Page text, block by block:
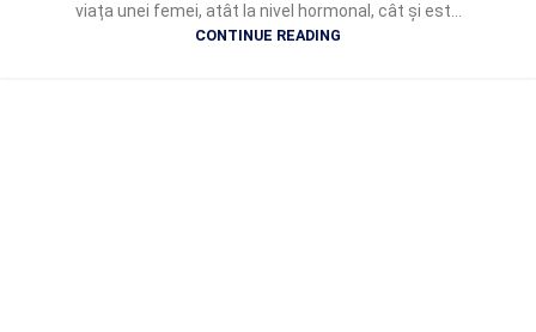
viața unei femei, atât la nivel hormonal, cât și est...
CONTINUE READING